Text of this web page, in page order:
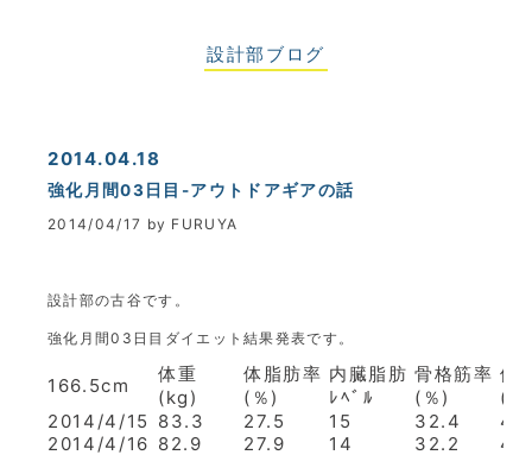
設計部ブログ
2014.04.18
強化月間03日目-アウトドアギアの話
2014/04/17 by FURUYA
設計部の古谷です。
強化月間03日目ダイエット結果発表です。
166.5cm
体重
(kg)
体脂肪率
(％)
内臓脂肪
ﾚﾍﾞﾙ
骨格筋率
(％)
体
(
2014/4/15 83.3 27.5 15 32.4
48
2014/4/16 82.9 27.9 14 32.2
48